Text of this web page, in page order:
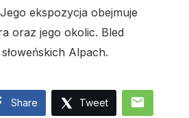
ekspozycja obejmuje
oraz jego okolic. Bled
Alpach.
Share Tweet mail